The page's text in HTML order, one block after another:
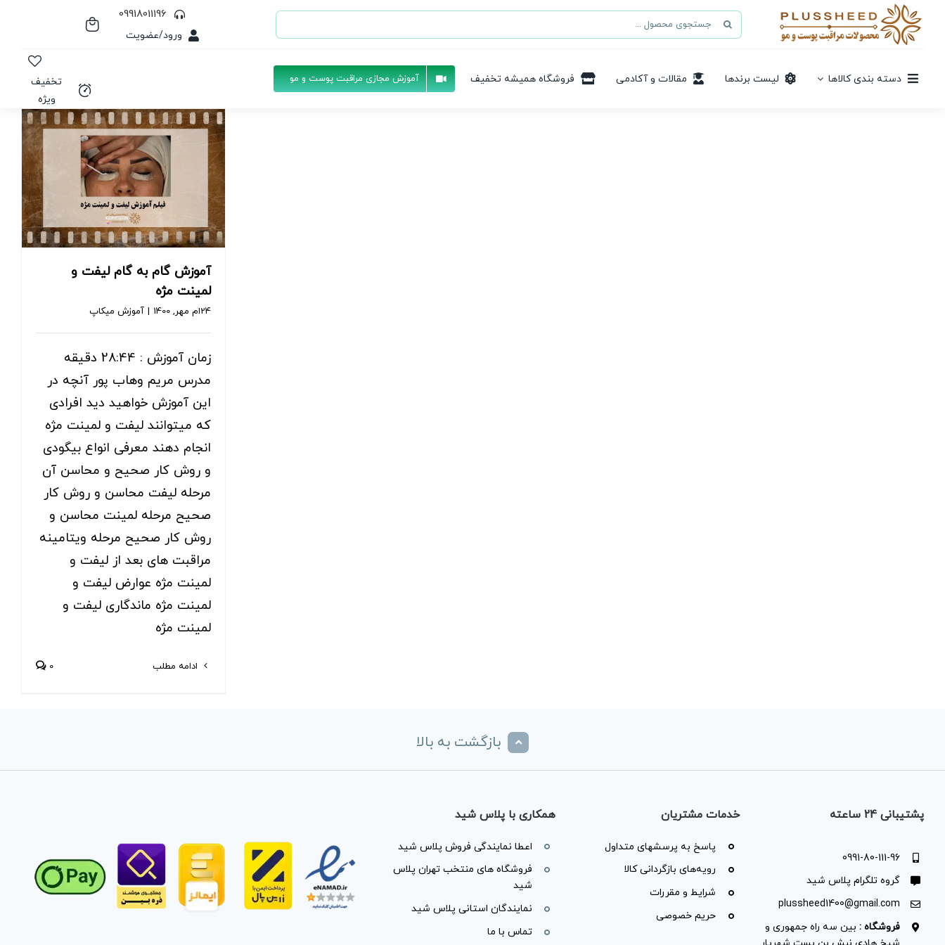
جستجو
برای:
09918011196
ورود/عضویت
دسته بندی کالاها لیست برندها مقالات و آکادمی فروشگاه همیشه تخفیف آموزش مجازی مراقبت پوست و مو
تخفیف
ویژه
آموزش گام به گام لیفت و
لمینت مژه
24ام مهر, 1400 | آموزش میکاپ
زمان آموزش : 28:44 دقیقه
مدرس مریم وهاب پور آنچه در
این آموزش خواهید دید افرادی
که میتوانند لیفت و لمینت مژه
انجام دهند معرفی انواع بیگودی
و روش کار صحیح و محاسن آن
مرحله لیفت محاسن و روش کار
صحیح مرحله لمینت محاسن و
روش کار صحیح مرحله ویتامینه
مراقبت های بعد از لیفت و
لمینت مژه عوارض لیفت و
لمینت مژه ماندگاری لیفت و
لمینت مژه
ادامه مطلب 0
بازگشت به بالا
پشتیبانی 24 ساعته
0991-80-111-96
گروه تلگرام پلاس شید
plussheed1400@gmail.com
فروشگاه :بین سه راه جمهوری و
خدمات مشتریان
پاسخ به پرسشهای متداول
رویه‌های بازگردانی کالا
شرایط و مقررات
حریم خصوصی
همکاری با پلاس شید
اعطا نمایندگی فروش پلاس شید
فروشگاه های منتخب تهران پلاس
شید
نمایندگان استانی پلاس شید
تماس با ما